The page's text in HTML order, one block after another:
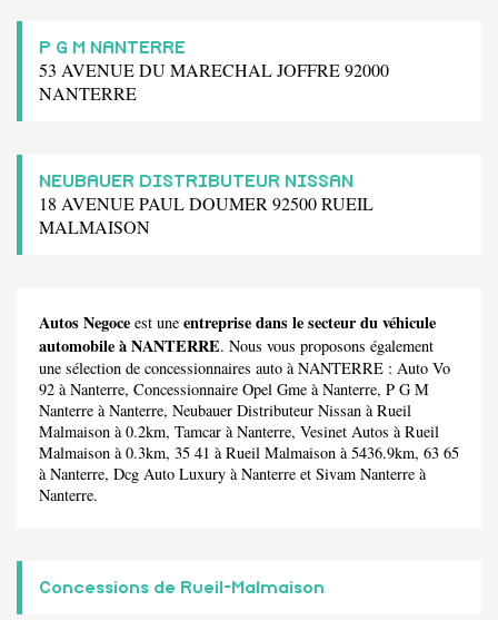
P G M NANTERRE
53 AVENUE DU MARECHAL JOFFRE 92000
NANTERRE
NEUBAUER DISTRIBUTEUR NISSAN
18 AVENUE PAUL DOUMER 92500 RUEIL
MALMAISON
Autos Negoce est une entreprise dans le secteur du véhicule
automobile à NANTERRE. Nous vous proposons également
une sélection de concessionnaires auto à NANTERRE : Auto Vo
92 à Nanterre, Concessionnaire Opel Gme à Nanterre, P G M
Nanterre à Nanterre, Neubauer Distributeur Nissan à Rueil
Malmaison à 0.2km, Tamcar à Nanterre, Vesinet Autos à Rueil
Malmaison à 0.3km, 35 41 à Rueil Malmaison à 5436.9km, 63 65
à Nanterre, Dcg Auto Luxury à Nanterre et Sivam Nanterre à
Nanterre.
Concessions de Rueil-Malmaison